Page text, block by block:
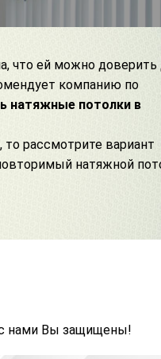
что ей можно
компанию по
натяжные потолки в
рассмотрите вариант
натяжной
с нами Вы защищены!